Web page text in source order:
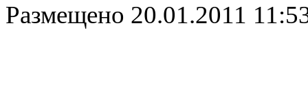
Размещено 20.01.2011